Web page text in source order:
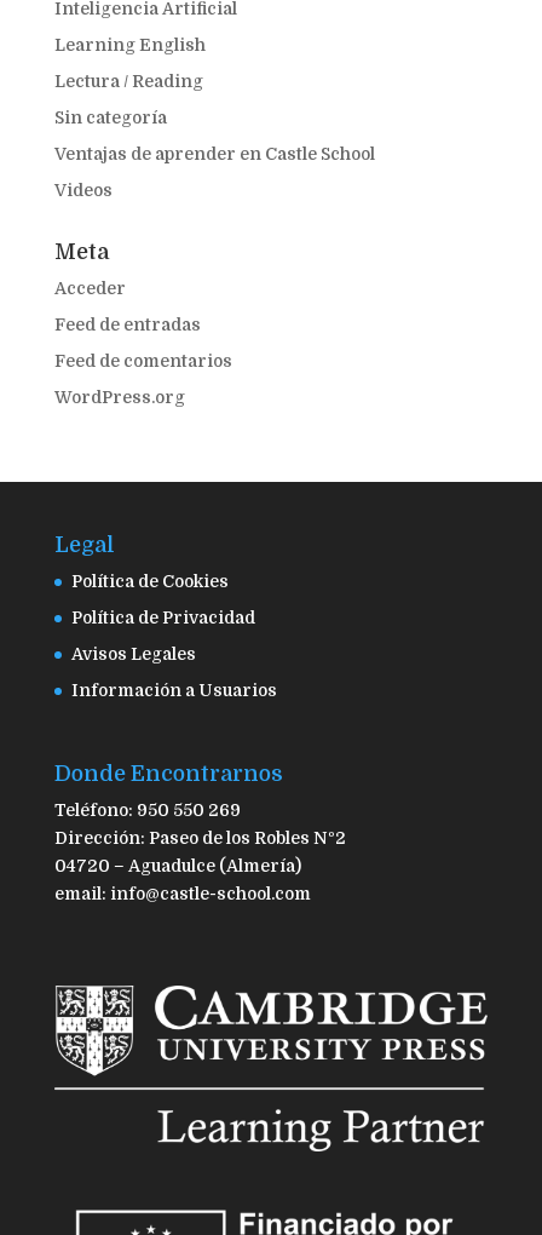
Inteligencia Artificial
Learning English
Lectura / Reading
Sin categoría
Ventajas de aprender en Castle School
Videos
Meta
Acceder
Feed de entradas
Feed de comentarios
WordPress.org
Legal
Política de Cookies
Política de Privacidad
Avisos Legales
Información a Usuarios
Donde Encontrarnos
Teléfono: 950 550 269
Dirección: Paseo de los Robles Nº2
04720 – Aguadulce (Almería)
email: info@castle-school.com